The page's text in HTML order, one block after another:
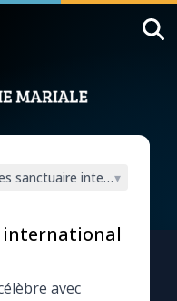
sanctuaire international
▾
international
avec